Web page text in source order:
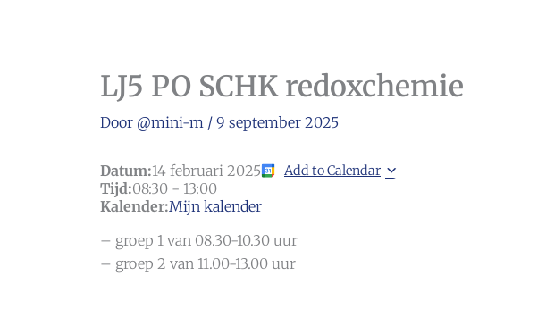
LJ5 PO SCHK redoxchemie
Door @mini-m / 9 september 2025
Datum:14 februari 2025 Add to Calendar
Tijd:08:30 - 13:00
Kalender:Mijn kalender
– groep 1 van 08.30-10.30 uur
– groep 2 van 11.00-13.00 uur